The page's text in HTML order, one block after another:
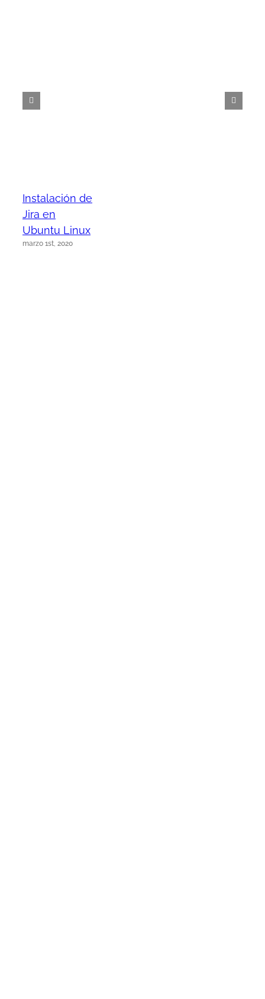
Instalación de
Jira en
Ubuntu Linux
marzo 1st, 2020